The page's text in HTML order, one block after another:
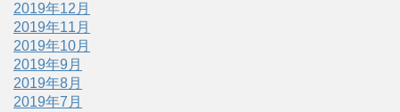
2019年12月
2019年11月
2019年10月
2019年9月
2019年8月
2019年7月